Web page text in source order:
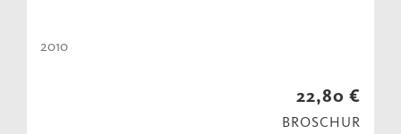
2010
22,80 €
BROSCHUR